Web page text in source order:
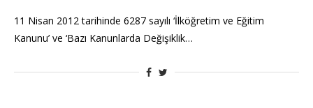
11 Nisan 2012 tarihinde 6287 sayılı ‘İlköğretim ve Eğitim
Kanunu’ ve ‘Bazı Kanunlarda Değişiklik…